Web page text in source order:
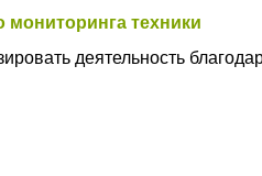
мониторинга техники
деятельность